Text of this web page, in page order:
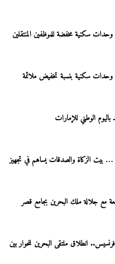
سكنية مخفضة للموظفين المنتقلين
وحدات سكنية بنسبة تخفيض ملائمة
الوطني للإمارات
… بيت الزكاة والصدقات يساهم في تجهيز
مع جلالة ملك البحرين بجامع قصر
انطلاق ملتقى البحرين للحوار بين